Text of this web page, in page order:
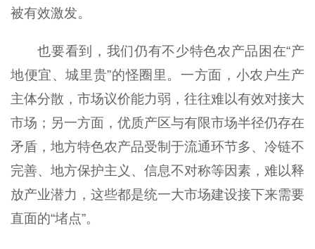
被有效激发。
也要看到，我们仍有不少特色农产品困在“产
地便宜、城里贵”的怪圈里。一方面，小农户生产
主体分散，市场议价能力弱，往往难以有效对接大
市场；另一方面，优质产区与有限市场半径仍存在
矛盾，地方特色农产品受制于流通环节多、冷链不
完善、地方保护主义、信息不对称等因素，难以释
放产业潜力，这些都是统一大市场建设接下来需要
直面的“堵点”。